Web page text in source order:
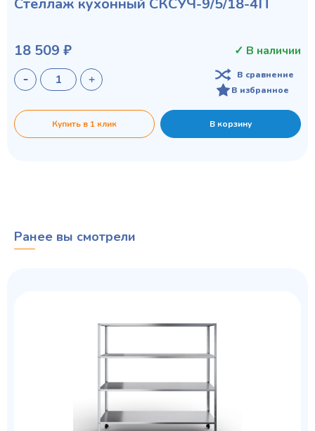
18 509 ₽ ✓ В наличии
В сравнение
В избранное
Купить в 1 клик В корзину
Ранее вы смотрели